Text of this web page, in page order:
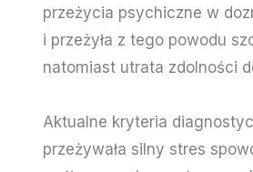
przeżycia psychiczne w
i przeżyła z tego powodu
natomiast utrata zdolności
Aktualne kryteria
przeżywała silny stres